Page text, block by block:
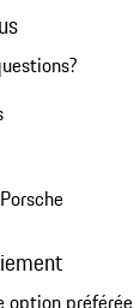
option préférée